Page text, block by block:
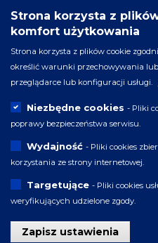
Strona korzysta z
komfort użytkowania
Strona korzysta z plików cookie
określić warunki przechowywania
przeglądarce lub konfiguracji usługi.
Niezbędne cookies - Pliki
poprawy bezpieczeństwa serwisu.
Wydajność - Pliki cookies
korzystania ze strony internetowej.
Targetujące - Pliki cookies
weryfikujących udzielone zgody.
Zapisz ustawienia